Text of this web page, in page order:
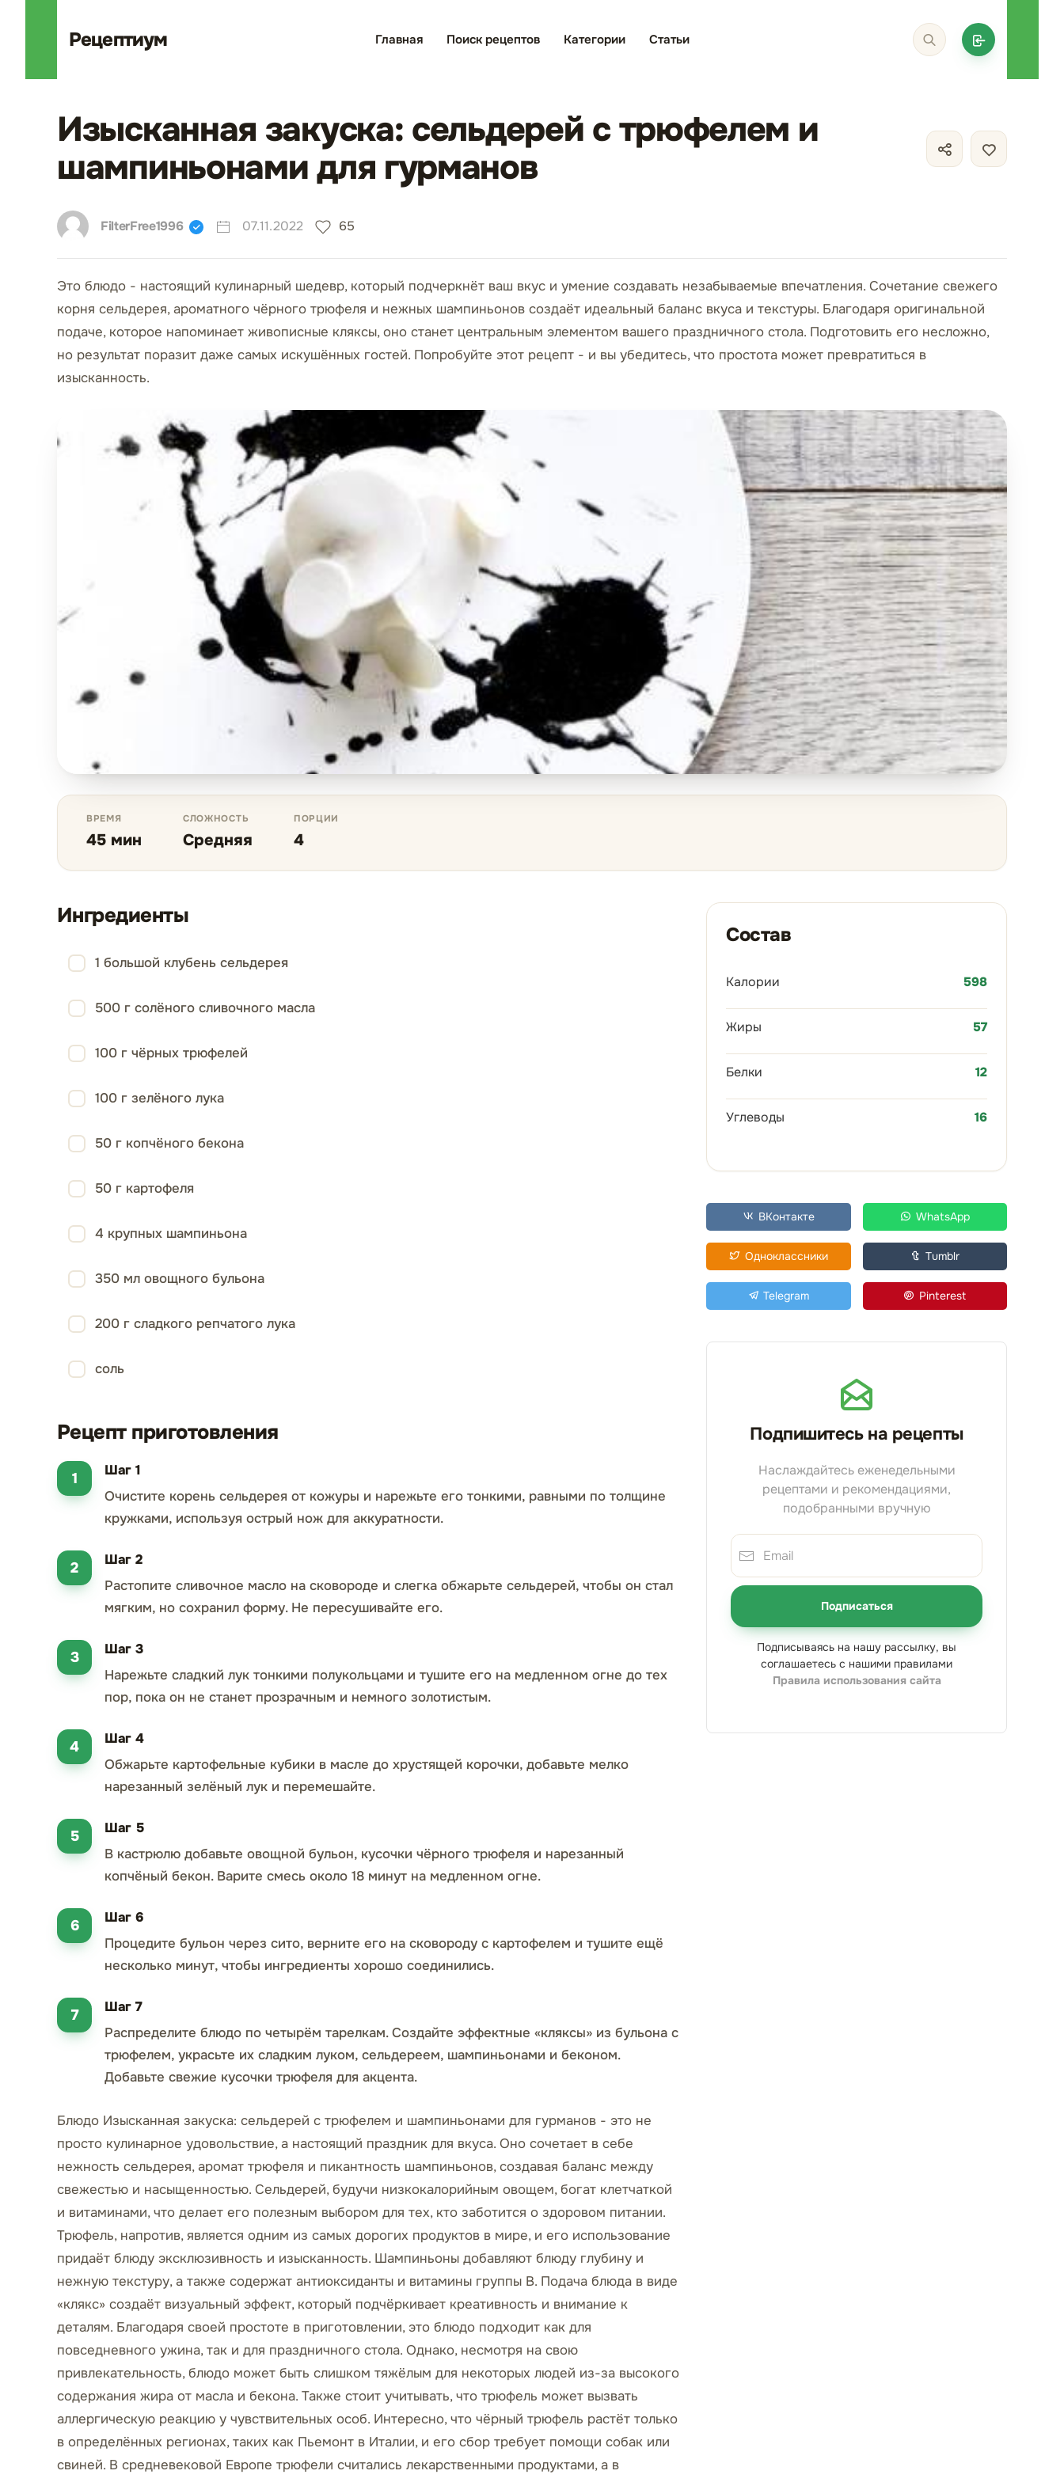
Рецептиум Главная Поиск рецептов Категории Статьи
Изысканная закуска: сельдерей с трюфелем и
шампиньонами для гурманов
FilterFree1996 07.11.2022 65
Это блюдо - настоящий кулинарный шедевр, который подчеркнёт ваш вкус и умение создавать незабываемые впечатления. Сочетание свежего
корня сельдерея, ароматного чёрного трюфеля и нежных шампиньонов создаёт идеальный баланс вкуса и текстуры. Благодаря оригинальной
подаче, которое напоминает живописные кляксы, оно станет центральным элементом вашего праздничного стола. Подготовить его несложно,
но результат поразит даже самых искушённых гостей. Попробуйте этот рецепт - и вы убедитесь, что простота может превратиться в
изысканность.
ВРЕМЯ
45 мин
СЛОЖНОСТЬ
Средняя
ПОРЦИИ
4
Ингредиенты
1 большой клубень сельдерея
500 г солёного сливочного масла
100 г чёрных трюфелей
100 г зелёного лука
50 г копчёного бекона
50 г картофеля
4 крупных шампиньона
350 мл овощного бульона
200 г сладкого репчатого лука
соль
Рецепт приготовления
Шаг 1
Очистите корень сельдерея от кожуры и нарежьте его тонкими, равными по толщине
кружками, используя острый нож для аккуратности.
Шаг 2
Растопите сливочное масло на сковороде и слегка обжарьте сельдерей, чтобы он стал
мягким, но сохранил форму. Не пересушивайте его.
Шаг 3
Нарежьте сладкий лук тонкими полукольцами и тушите его на медленном огне до тех
пор, пока он не станет прозрачным и немного золотистым.
Шаг 4
Обжарьте картофельные кубики в масле до хрустящей корочки, добавьте мелко
нарезанный зелёный лук и перемешайте.
Шаг 5
В кастрюлю добавьте овощной бульон, кусочки чёрного трюфеля и нарезанный
копчёный бекон. Варите смесь около 18 минут на медленном огне.
Шаг 6
Процедите бульон через сито, верните его на сковороду с картофелем и тушите ещё
несколько минут, чтобы ингредиенты хорошо соединились.
Шаг 7
Распределите блюдо по четырём тарелкам. Создайте эффектные «кляксы» из бульона с
трюфелем, украсьте их сладким луком, сельдереем, шампиньонами и беконом.
Добавьте свежие кусочки трюфеля для акцента.
Блюдо Изысканная закуска: сельдерей с трюфелем и шампиньонами для гурманов - это не
просто кулинарное удовольствие, а настоящий праздник для вкуса. Оно сочетает в себе
нежность сельдерея, аромат трюфеля и пикантность шампиньонов, создавая баланс между
свежестью и насыщенностью. Сельдерей, будучи низкокалорийным овощем, богат клетчаткой
и витаминами, что делает его полезным выбором для тех, кто заботится о здоровом питании.
Трюфель, напротив, является одним из самых дорогих продуктов в мире, и его использование
придаёт блюду эксклюзивность и изысканность. Шампиньоны добавляют блюду глубину и
нежную текстуру, а также содержат антиоксиданты и витамины группы B. Подача блюда в виде
«клякс» создаёт визуальный эффект, который подчёркивает креативность и внимание к
деталям. Благодаря своей простоте в приготовлении, это блюдо подходит как для
повседневного ужина, так и для праздничного стола. Однако, несмотря на свою
привлекательность, блюдо может быть слишком тяжёлым для некоторых людей из-за высокого
содержания жира от масла и бекона. Также стоит учитывать, что трюфель может вызвать
аллергическую реакцию у чувствительных особ. Интересно, что чёрный трюфель растёт только
в определённых регионах, таких как Пьемонт в Италии, и его сбор требует помощи собак или
свиней. В средневековой Европе трюфели считались лекарственными продуктами, а в
Состав
Калории 598
Жиры 57
Белки 12
Углеводы 16
ВКонтакте WhatsApp
Одноклассники Tumblr
Telegram Pinterest
Подпишитесь на рецепты
Наслаждайтесь еженедельными
рецептами и рекомендациями,
подобранными вручную
Подписаться
Подписываясь на нашу рассылку, вы
соглашаетесь с нашими правилами
Правила использования сайта